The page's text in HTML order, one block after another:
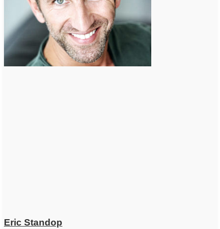
Eric Standop